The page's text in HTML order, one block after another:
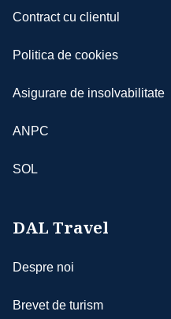
Contract cu clientul
Politica de cookies
Asigurare de insolvabilitate
ANPC
SOL
DAL Travel
Despre noi
Brevet de turism